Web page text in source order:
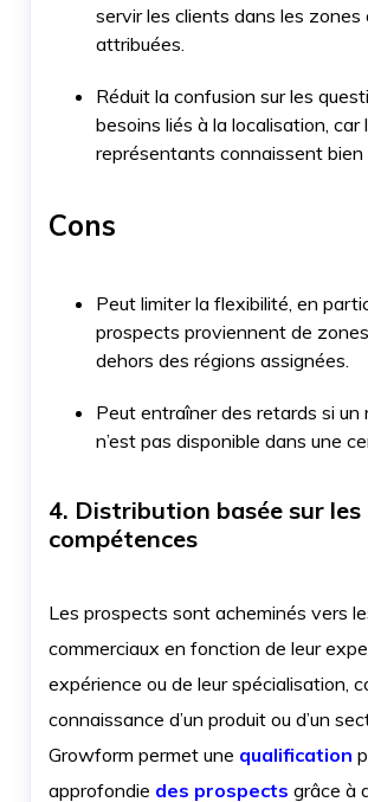
servir les clients dans les zones
attribuées.
Réduit la confusion sur les
besoins liés à la localisation, car
représentants connaissent bien
Cons
Peut limiter la flexibilité, en
prospects proviennent de
dehors des régions assignées.
Peut entraîner des retards si
n’est pas disponible dans une
4. Distribution basée sur les
compétences
Les prospects sont acheminés vers
commerciaux en fonction de leur
expérience ou de leur spécialisation,
connaissance d’un produit ou d’un
Growform permet une qualification
approfondie des prospects grâce à